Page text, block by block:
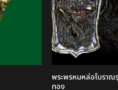
พระพรหมหล่อโบราณ
ทอง